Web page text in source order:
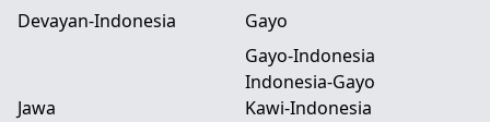
Devayan-Indonesia
Gayo
Gayo-Indonesia
Indonesia-Gayo
Jawa
Kawi-Indonesia